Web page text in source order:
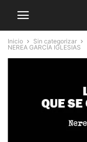
Inicio Sin categorizar
NEREA GARCÍA IGLESIAS